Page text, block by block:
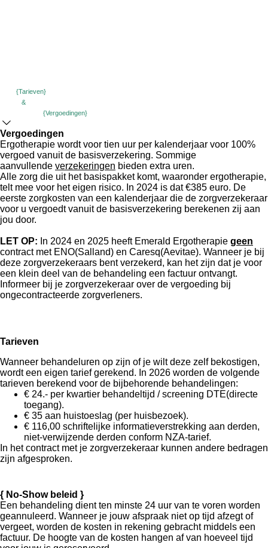
{Tarieven}
&
{Vergoedingen}
Vergoedingen
Ergotherapie wordt voor tien uur per kalenderjaar voor 100%
vergoed vanuit de basisverzekering. Sommige
aanvullende verzekeringen bieden extra uren.
Alle zorg die uit het basispakket komt, waaronder ergotherapie,
telt mee voor het eigen risico. In 2024 is dat €385 euro. De
eerste zorgkosten van een kalenderjaar die de zorgverzekeraar
voor u vergoedt vanuit de basisverzekering berekenen zij aan
jou door.
LET OP: In 2024 en 2025 heeft Emerald Ergotherapie geen
contract met ENO(Salland) en Caresq(Aevitae). Wanneer je bij
deze zorgverzekeraars bent verzekerd, kan het zijn dat je voor
een klein deel van de behandeling een factuur ontvangt.
Informeer bij je zorgverzekeraar over de vergoeding bij
ongecontracteerde zorgverleners.
Tarieven
Wanneer behandeluren op zijn of je wilt deze zelf bekostigen,
wordt een eigen tarief gerekend. In 2026 worden de volgende
tarieven berekend voor de bijbehorende behandelingen:
€ 24.- per kwartier behandeltijd / screening DTE(directe
toegang).
€ 35 aan huistoeslag (per huisbezoek).
€ 116,00 schriftelijke informatieverstrekking aan derden,
niet-verwijzende derden conform NZA-tarief.
In het contract met je zorgverzekeraar kunnen andere bedragen
zijn afgesproken.
{ No-Show beleid }
Een behandeling dient ten minste 24 uur van te voren worden
geannuleerd. Wanneer je jouw afspraak niet op tijd afzegt of
vergeet, worden de kosten in rekening gebracht middels een
factuur. De hoogte van de kosten hangen af van hoeveel tijd